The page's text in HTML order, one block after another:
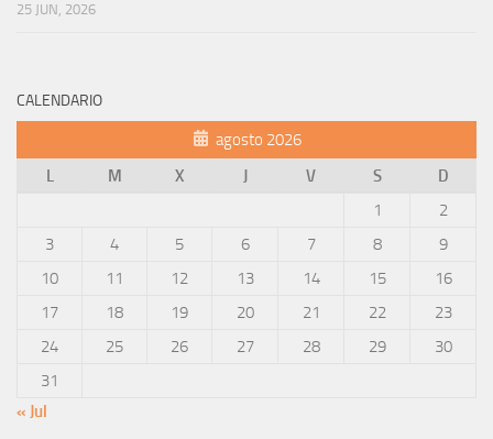
25 JUN, 2026
CALENDARIO
agosto 2026
L
M X J V S
D
1
2
3
4 5 6 7 8
9
10
11 12 13 14 15
16
17
18 19 20 21 22
23
24
25 26 27 28 29
30
31
« Jul